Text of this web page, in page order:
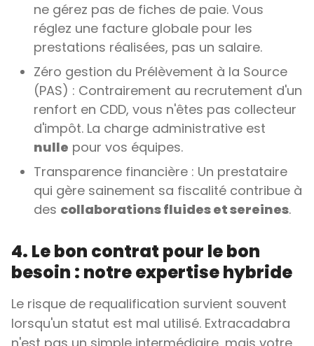
ne gérez pas de fiches de paie. Vous
réglez une facture globale pour les
prestations réalisées, pas un salaire.
Zéro gestion du Prélèvement à la Source
(PAS) : Contrairement au recrutement d'un
renfort en CDD, vous n'êtes pas collecteur
d'impôt. La charge administrative est
nulle pour vos équipes.
Transparence financière : Un prestataire
qui gère sainement sa fiscalité contribue à
des collaborations fluides et sereines.
4. Le bon contrat pour le bon
besoin : notre expertise hybride
Le risque de requalification survient souvent
lorsqu'un statut est mal utilisé. Extracadabra